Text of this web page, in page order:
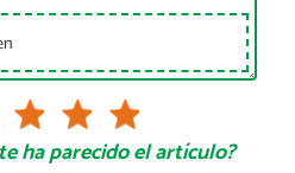
ha parecido el artículo?